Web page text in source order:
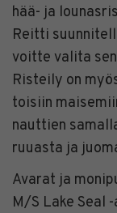
hää- ja
Reitti
voitte valita
Risteily on
toisiin
nauttien
ruuasta ja
Avarat ja
M/S Lake Seal